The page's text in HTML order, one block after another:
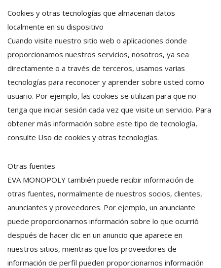
Cookies y otras tecnologías que almacenan datos
localmente en su dispositivo
Cuando visite nuestro sitio web o aplicaciones donde
proporcionamos nuestros servicios, nosotros, ya sea
directamente o a través de terceros, usamos varias
tecnologías para reconocer y aprender sobre usted como
usuario. Por ejemplo, las cookies se utilizan para que no
tenga que iniciar sesión cada vez que visite un servicio. Para
obtener más información sobre este tipo de tecnología,
consulte Uso de cookies y otras tecnologías.
Otras fuentes
EVA MONOPOLY también puede recibir información de
otras fuentes, normalmente de nuestros socios, clientes,
anunciantes y proveedores. Por ejemplo, un anunciante
puede proporcionarnos información sobre lo que ocurrió
después de hacer clic en un anuncio que aparece en
nuestros sitios, mientras que los proveedores de
información de perfil pueden proporcionarnos información